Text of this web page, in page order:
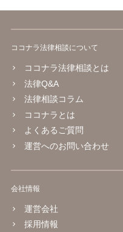
ココナラ法律相談について
ココナラ法律相談とは
法律Q&A
法律相談コラム
ココナラとは
よくあるご質問
運営へのお問い合わせ
会社情報
運営会社
採用情報